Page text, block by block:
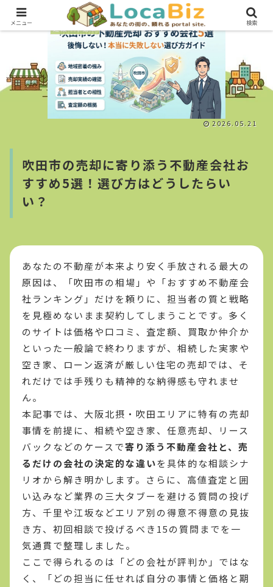
吹田市の売却に寄り添う不動産会社お
すすめ5選！選び方はどうしたらい
い？
建設・不動産
2026.05.21
あなたの不動産が本来より安く手放される最大の
原因は、「吹田市の相場」や「おすすめ不動産会
社ランキング」だけを頼りに、担当者の質と戦略
を見極めないまま契約してしまうことです。多く
のサイトは価格や口コミ、査定額、買取か仲介か
といった一般論で終わりますが、相続した実家や
空き家、ローン返済が厳しい住宅の売却では、そ
れだけでは手残りも精神的な納得感も守れませ
ん。
本記事では、大阪北摂・吹田エリアに特有の売却
事情を前提に、相続や空き家、任意売却、リース
バックなどのケースで寄り添う不動産会社と、売
るだけの会社の決定的な違いを具体的な相談シナ
リオから解き明かします。さらに、高値査定と囲
い込みなど業界の三大タブーを避ける質問の投げ
方、千里や江坂などエリア別の得意不得意の見抜
き方、初回相談で投げるべき15の質問までを一
気通貫で整理しました。
ここで得られるのは「どの会社が評判か」ではな
く、「どの担当に任せれば自分の事情と価格と期
メニュー 検索